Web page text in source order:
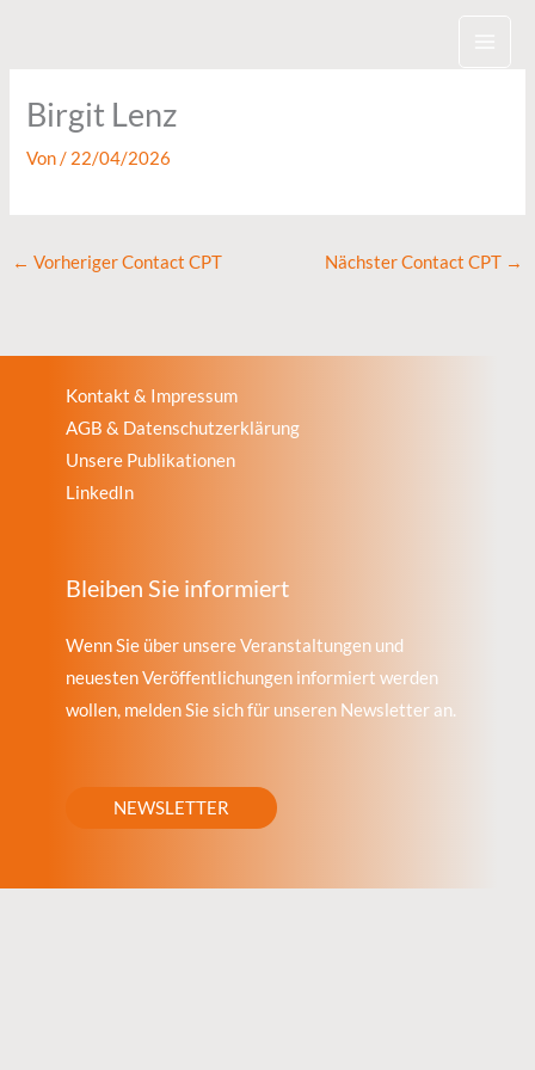
Birgit Lenz
Von/ 22/04/2026
← Vorheriger Contact CPT Nächster Contact CPT →
Kontakt & Impressum
AGB & Datenschutzerklärung
Unsere Publikationen
LinkedIn
Bleiben Sie informiert
Wenn Sie über unsere Veranstaltungen und
neuesten Veröffentlichungen informiert werden
wollen, melden Sie sich für unseren Newsletter an.
NEWSLETTER